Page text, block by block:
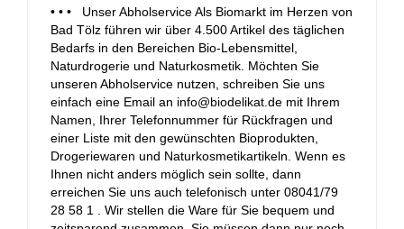
• • • Unser Abholservice Als Biomarkt im Herzen von
Bad Tölz führen wir über 4.500 Artikel des täglichen
Bedarfs in den Bereichen Bio-Lebensmittel,
Naturdrogerie und Naturkosmetik. Möchten Sie
unseren Abholservice nutzen, schreiben Sie uns
einfach eine Email an info@biodelikat.de mit Ihrem
Namen, Ihrer Telefonnummer für Rückfragen und
einer Liste mit den gewünschten Bioprodukten,
Drogeriewaren und Naturkosmetikartikeln. Wenn es
Ihnen nicht anders möglich sein sollte, dann
erreichen Sie uns auch telefonisch unter 08041/79
28 58 1 . Wir stellen die Ware für Sie bequem und